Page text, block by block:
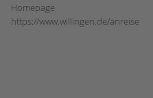
Homepage
https://www.willingen.de/anreise